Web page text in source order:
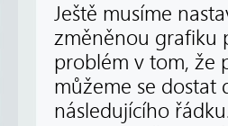
Ještě musíme
změněnou grafiku
problém v tom, že
můžeme se dostat
následujícího